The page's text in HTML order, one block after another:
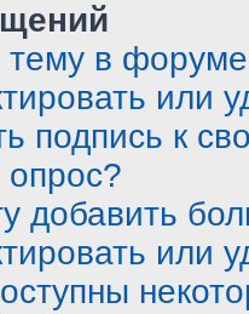
тему в
или
подпись к
опрос?
добавить
или